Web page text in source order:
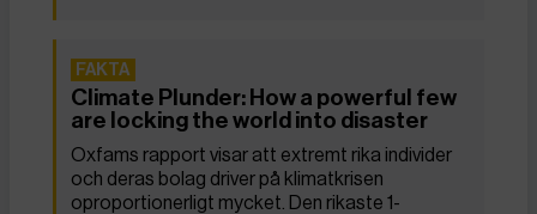
Climate Plunder: How a powerful few
are locking the world into disaster
Oxfams rapport visar att extremt rika individer
och deras bolag driver på klimatkrisen
oproportionerligt mycket. Den rikaste 1-